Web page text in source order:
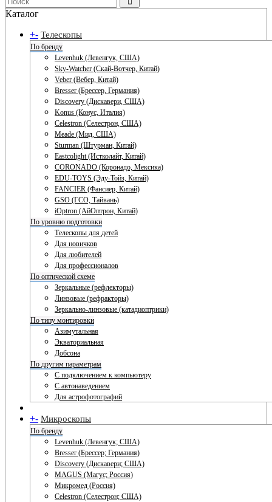
Каталог
+- Телескопы
По бренду
Levenhuk (Левенгук, США)
Sky-Watcher (Скай-Вотчер, Китай)
Veber (Вебер, Китай)
Bresser (Брессер, Германия)
Discovery (Дискавери, США)
Konus (Конус, Италия)
Celestron (Селестрон, США)
Meade (Мид, США)
Sturman (Штурман, Китай)
Eastcolight (Истколайт, Китай)
CORONADO (Коронадо, Мексика)
EDU-TOYS (Эду-Тойз, Китай)
FANCIER (Фансиер, Китай)
GSO (ГСО, Тайвань)
iOptron (АйОптрон, Китай)
По уровню подготовки
Телескопы для детей
Для новичков
Для любителей
Для профессионалов
По оптической схеме
Зеркальные (рефлекторы)
Линзовые (рефракторы)
Зеркально-линзовые (катадиоптрики)
По типу монтировки
Азимутальная
Экваториальная
Добсона
По другим параметрам
С подключением к компьютеру
С автонаведением
Для астрофотографий
+- Микроскопы
По бренду
Levenhuk (Левенгук; США)
Bresser (Брессер; Германия)
Discovery (Дискавери; США)
MAGUS (Магус; Россия)
Микромед (Россия)
Celestron (Селестрон; США)